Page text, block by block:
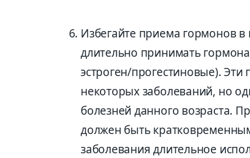
Избегайте приема гормонов в
длительно принимать
эстроген/прогестиновые).
некоторых заболеваний, но
болезней данного возраста.
должен быть
заболевания длительное